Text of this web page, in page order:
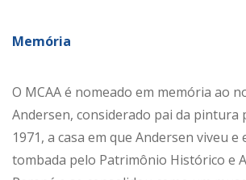
Memória
O MCAA é nomeado em memória ao
Andersen, considerado pai da pintura
1971, a casa em que Andersen viveu
tombada pelo Patrimônio Histórico e